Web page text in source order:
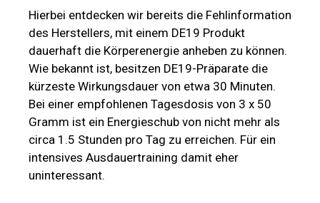
Hierbei entdecken wir bereits die Fehlinformation
des Herstellers, mit einem DE19 Produkt
dauerhaft die Körperenergie anheben zu können.
Wie bekannt ist, besitzen DE19-Präparate die
kürzeste Wirkungsdauer von etwa 30 Minuten.
Bei einer empfohlenen Tagesdosis von 3 x 50
Gramm ist ein Energieschub von nicht mehr als
circa 1.5 Stunden pro Tag zu erreichen. Für ein
intensives Ausdauertraining damit eher
uninteressant.